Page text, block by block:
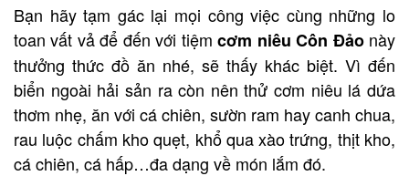
Bạn hãy tạm gác lại mọi công việc cùng những lo
toan vất vả để đến với tiệmcơm niêu Côn Đảonày
thưởng thức đồ ăn nhé, sẽ thấy khác biệt. Vì đến
biển ngoài hải sản ra còn nên thử cơm niêu lá dứa
thơm nhẹ, ăn với cá chiên, sườn ram hay canh chua,
rau luộc chấm kho quẹt, khổ qua xào trứng, thịt kho,
cá chiên, cá hấp…đa dạng về món lắm đó.